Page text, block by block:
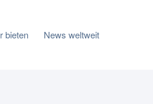
bieten News weltweit